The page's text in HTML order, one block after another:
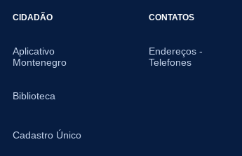
CIDADÃO
Aplicativo
Montenegro
Biblioteca
Cadastro Único
CONTATOS
Endereços -
Telefones